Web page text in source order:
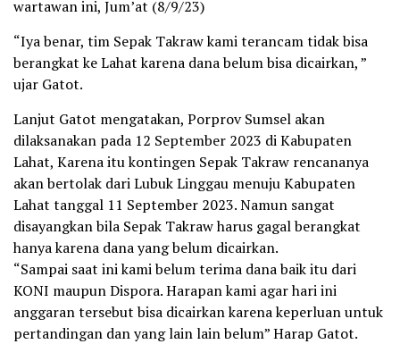
wartawan ini, Jum’at (8/9/23)
“Iya benar, tim Sepak Takraw kami terancam tidak bisa
berangkat ke Lahat karena dana belum bisa dicairkan, ”
ujar Gatot.
Lanjut Gatot mengatakan, Porprov Sumsel akan
dilaksanakan pada 12 September 2023 di Kabupaten
Lahat, Karena itu kontingen Sepak Takraw rencananya
akan bertolak dari Lubuk Linggau menuju Kabupaten
Lahat tanggal 11 September 2023. Namun sangat
disayangkan bila Sepak Takraw harus gagal berangkat
hanya karena dana yang belum dicairkan.
“Sampai saat ini kami belum terima dana baik itu dari
KONI maupun Dispora. Harapan kami agar hari ini
anggaran tersebut bisa dicairkan karena keperluan untuk
pertandingan dan yang lain lain belum” Harap Gatot.